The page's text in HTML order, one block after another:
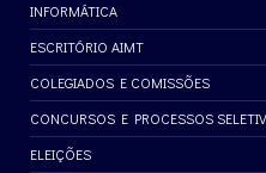
INFORMÁTICA
ESCRITÓRIO AIMT
COLEGIADOS E COMISSÕES
CONCURSOS E PROCESSOS
ELEIÇÕES